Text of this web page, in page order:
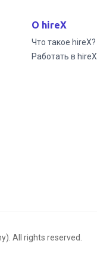
О hireX
Что такое hireX?
Работать в hireX
All rights reserved.